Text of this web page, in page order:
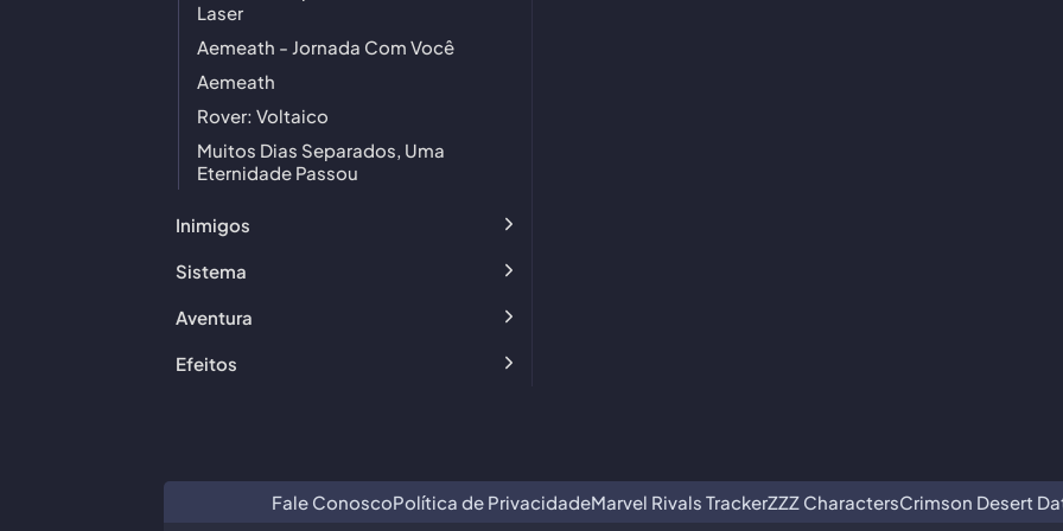
Laser
Aemeath - Jornada Com Você
Aemeath
Rover: Voltaico
Muitos Dias Separados, Uma
Eternidade Passou
Inimigos
Sistema
Aventura
Efeitos
Fale ConoscoPolítica de PrivacidadeMarvel Rivals TrackerZZZ CharactersCrimson Desert